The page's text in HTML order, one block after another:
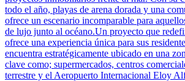
todo el año, playas de arena dorada y una
ofrece un escenario incomparable para
de lujo junto al océano.Un proyecto que
ofrece una experiencia única para sus
encuentra estratégicamente ubicado en una
clave como; supermercados, centros
terrestre y el Aeropuerto Internacional Eloy